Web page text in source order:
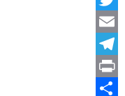
Twitter
Email
Telegram
Print